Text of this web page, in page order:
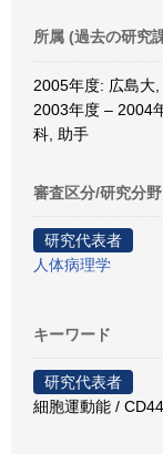
所属 (過去の研究
2005年度: 広島大
2003年度 – 2004
科, 助手
審査区分/研究分野
研究代表者
人体病理学
キーワード
研究代表者
細胞運動能 /